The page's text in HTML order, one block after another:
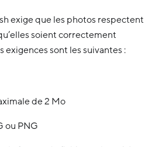
exige que les photos respectent
soient correctement
exigences sont les suivantes :
de 2 Mo
ou PNG